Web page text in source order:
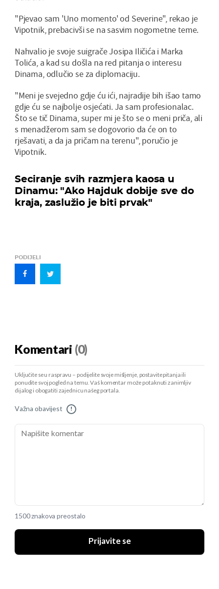
"Pjevao sam 'Uno momento' od Severine", rekao je
Vipotnik, prebacivši se na sasvim nogometne teme.
Nahvalio je svoje suigrače Josipa Iličića i Marka
Tolića, a kad su došla na red pitanja o interesu
Dinama, odlučio se za diplomaciju.
"Meni je svejedno gdje ću ići, najradije bih išao tamo
gdje ću se najbolje osjećati. Ja sam profesionalac.
Što se tič Dinama, super mi je što se o meni priča, ali
s menadžerom sam se dogovorio da će on to
rješavati, a da ja pričam na terenu", poručio je
Vipotnik.
Seciranje svih razmjera kaosa u
Dinamu: "Ako Hajduk dobije sve do
kraja, zaslužio je biti prvak"
PODIJELI
Komentari (0)
Uključite se u raspravu – podijelite svoje mišljenje, postavite pitanja ili
ponudite svoj pogled na temu. Vaš komentar može potaknuti zanimljiv
dijalog i obogatiti zajednicu našeg portala.
Važna obavijest !
1500 znakova preostalo
Prijavite se